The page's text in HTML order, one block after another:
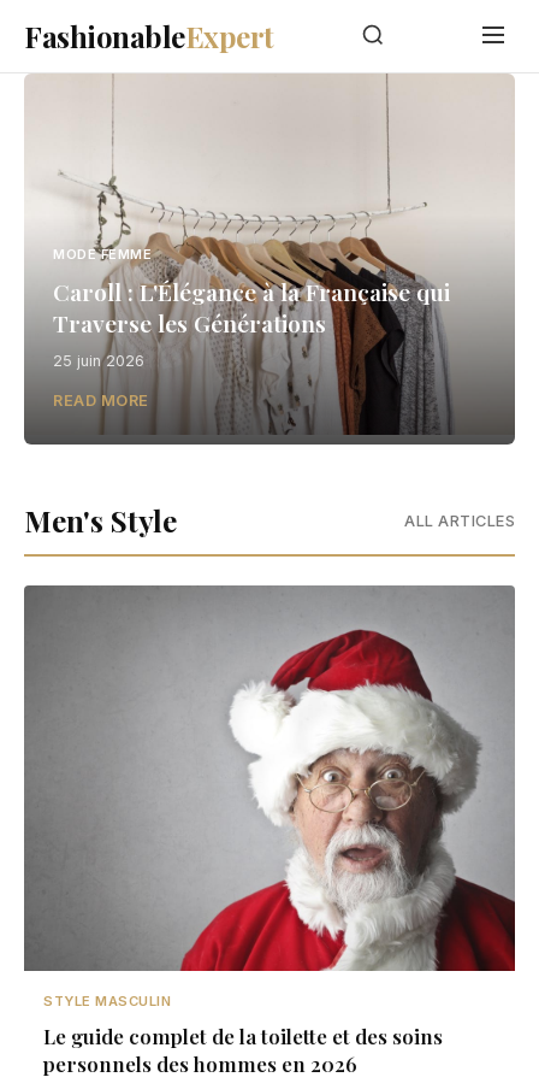
FashionableExpert
MODE FEMME
Caroll : L'Élégance à la Française qui
Traverse les Générations
25 juin 2026
READ MORE
Men's Style ALL ARTICLES
STYLE MASCULIN
Le guide complet de la toilette et des soins
personnels des hommes en 2026